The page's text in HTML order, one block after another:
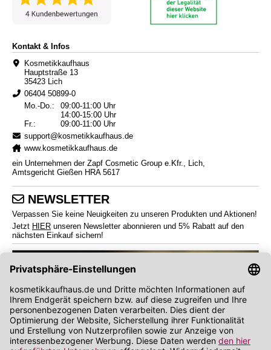
Kontakt & Infos
Kosmetikkaufhaus
Hauptstraße 13
35423 Lich
06404 50899-0
Mo.-Do.:
09:00-11:00 Uhr
14:00-15:00 Uhr
Fr.:
09:00-11:00 Uhr
support@kosmetikkaufhaus.de
www.kosmetikkaufhaus.de
ein Unternehmen der Zapf Cosmetic Group e.Kfr., Lich,
Amtsgericht Gießen HRA 5617
NEWSLETTER
Verpassen Sie keine Neuigkeiten zu unseren Produkten und Aktionen!
Jetzt HIER unseren Newsletter abonnieren und 5% Rabatt auf den
nächsten Einkauf sichern!